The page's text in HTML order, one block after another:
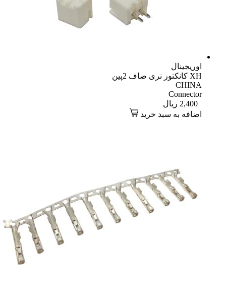
اوریجینال
XH کانکتور نری صاف 2پین
CHINA
Connector
2,400 ریال
اضافه به سبد خرید